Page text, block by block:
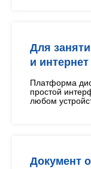
Для
и интернет
Платформа
простой
любом
Документ